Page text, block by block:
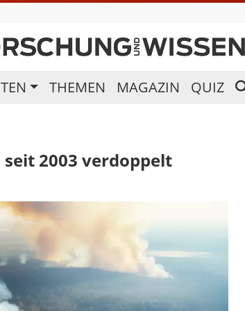
THEMEN MAGAZIN QUIZ
2003 verdoppelt